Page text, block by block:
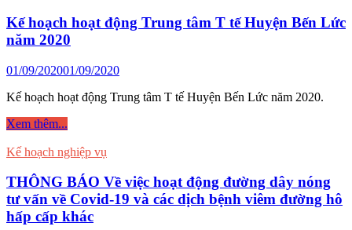
ý
kiến
người
quý
I,
II,
III
năm
2020
Kế hoạch hoạt động Trung tâm T tế Huyện Bến Lức
năm 2020
01/09/202001/09/2020
Kế hoạch hoạt động Trung tâm T tế Huyện Bến Lức năm 2020.
Kế
hoạt
Trung
tâm
T
tế
Xem thêm...
Kế hoạch nghiệp vụ
THÔNG BÁO Về việc hoạt động đường dây nóng
tư vấn về Covid-19 và các dịch bệnh viêm đường hô
hấp cấp khác